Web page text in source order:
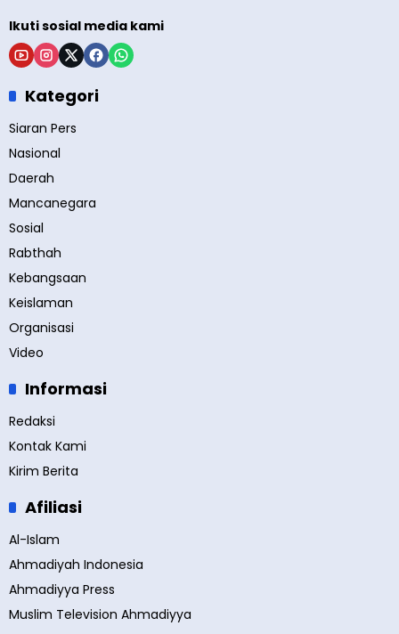
Ikuti sosial media kami
Kategori
Siaran Pers
Nasional
Daerah
Mancanegara
Sosial
Rabthah
Kebangsaan
Keislaman
Organisasi
Video
Informasi
Redaksi
Kontak Kami
Kirim Berita
Afiliasi
Al-Islam
Ahmadiyah Indonesia
Ahmadiyya Press
Muslim Television Ahmadiyya